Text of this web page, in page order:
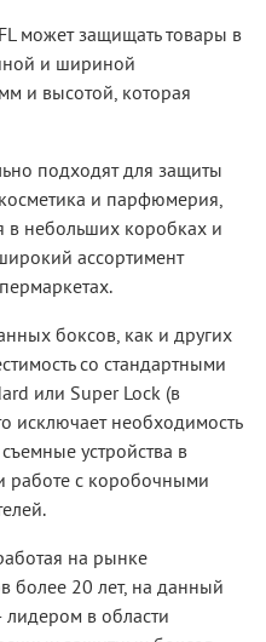
может защищать товары в
и шириной
и высотой, которая
подходят для защиты
и парфюмерия,
в небольших коробках и
ассортимент
боксов, как и других
со стандартными
или Super Lock (в
исключает необходимость
устройства в
работе с коробочными
на рынке
более 20 лет, на данный
в области